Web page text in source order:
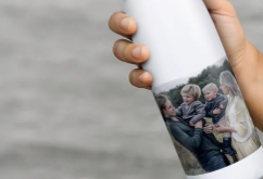
Naše dárky inspirují. Zákazníci
hodnotí známkou 4,8.
Přáníčko zdarma
Vytvořte něco jedinečného